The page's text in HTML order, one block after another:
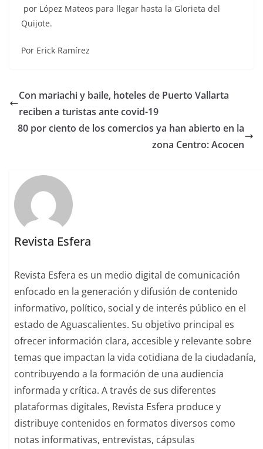
por López Mateos para llegar hasta la Glorieta del
Quijote.
Por Erick Ramírez
Con mariachi y baile, hoteles de Puerto Vallarta
reciben a turistas ante covid-19
80 por ciento de los comercios ya han abierto en la
zona Centro: Acocen
Revista Esfera
Revista Esfera es un medio digital de comunicación
enfocado en la generación y difusión de contenido
informativo, político, social y de interés público en el
estado de Aguascalientes. Su objetivo principal es
ofrecer información clara, accesible y relevante sobre
temas que impactan la vida cotidiana de la ciudadanía,
contribuyendo a la formación de una audiencia
informada y crítica. A través de sus diferentes
plataformas digitales, Revista Esfera produce y
distribuye contenidos en formatos diversos como
notas informativas, entrevistas, cápsulas